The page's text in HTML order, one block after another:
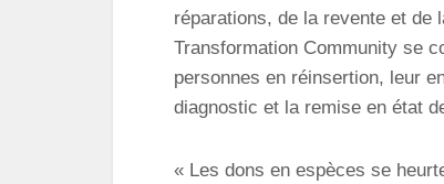
réparations, de la revente et de
Transformation Community se
personnes en réinsertion, leur
diagnostic et la remise en état
« Les dons en espèces se